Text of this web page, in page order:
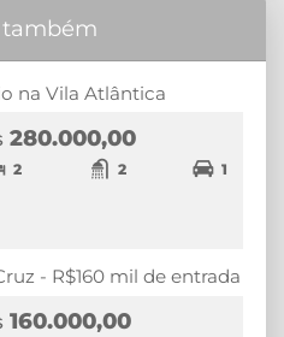
também
na Vila Atlântica
280.000,00
2 2 1
- R$160 mil de entrada
160.000,00